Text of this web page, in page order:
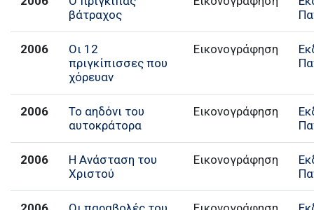
βάτραχος
2006
Οι 12
πριγκίπισσες που
χόρευαν
Εικονογράφηση
2006
Το αηδόνι του
αυτοκράτορα
Εικονογράφηση
2006
Η Ανάσταση του
Χριστού
Εικονογράφηση